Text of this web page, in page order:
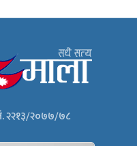
२२१३/२०७७/७८